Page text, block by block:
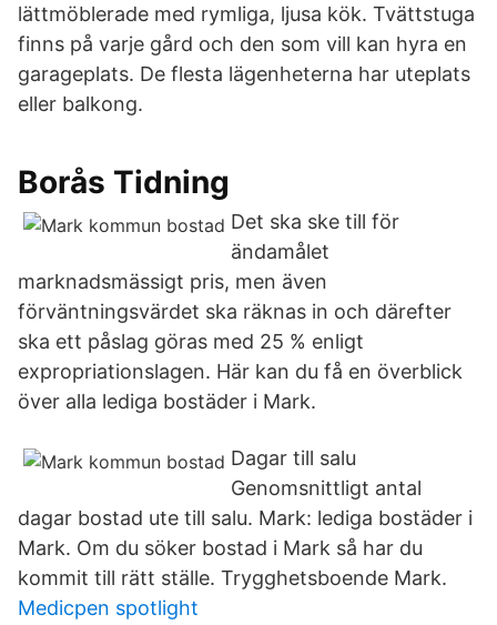
lättmöblerade med rymliga, ljusa kök. Tvättstuga
finns på varje gård och den som vill kan hyra en
garageplats. De flesta lägenheterna har uteplats
eller balkong.
Borås Tidning
Det ska ske till för
ändamålet
marknadsmässigt pris, men även
förväntningsvärdet ska räknas in och därefter
ska ett påslag göras med 25 % enligt
expropriationslagen. Här kan du få en överblick
över alla lediga bostäder i Mark.
Dagar till salu
Genomsnittligt antal
dagar bostad ute till salu. Mark: lediga bostäder i
Mark. Om du söker bostad i Mark så har du
kommit till rätt ställe. Trygghetsboende Mark.
Medicpen spotlight